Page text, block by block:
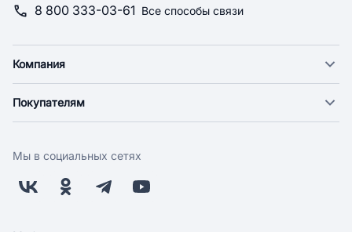
8 800 333-03-61 Все способы связи
Компания
Новости
Поставщикам
Заводчикам
Покупателям
Оплата
Бонусная программа
Мы в социальных сетях